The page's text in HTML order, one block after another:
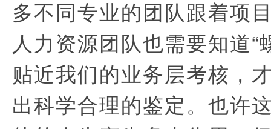
多不同专业的团队跟着项
人力资源团队也需要知道“
贴近我们的业务层考核，
出科学合理的鉴定。也许